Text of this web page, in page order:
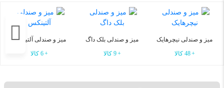
میز و صندلی نیچرهایک
48 کالا
میز و صندلی بلک داگ
9 کالا
میز و صندلی آلتینکس
6 کالا